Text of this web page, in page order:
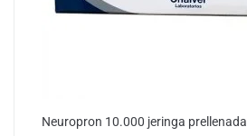
Neuropron 10.000 jeringa prellenada